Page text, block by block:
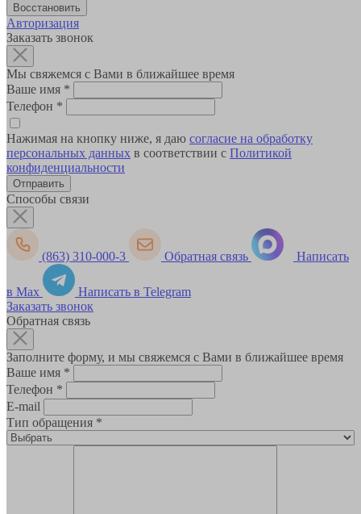
Авторизация
Заказать звонок
Мы свяжемся с Вами в ближайшее время
Ваше имя *
Телефон *
Нажимая на кнопку ниже, я даю согласие на обработку
персональных данных в соответствии с Политикой
конфиденциальности
Способы связи
(863) 310-000-3 Обратная связь Написать
в Max
Написать в Telegram
Заказать звонок
Обратная связь
Заполните форму, и мы свяжемся с Вами в ближайшее время
Ваше имя *
Телефон *
E-mail
Тип обращения *